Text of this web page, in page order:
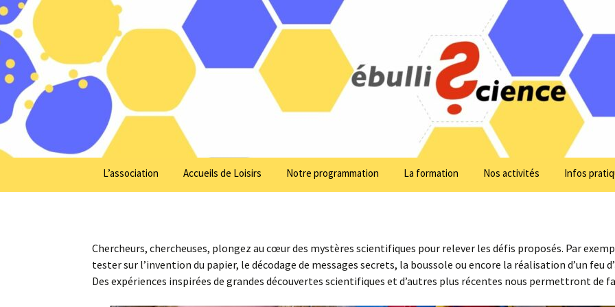
ÉbulliScience
Tous chercheurs, toutes chercheuses !
L’association
Les thématiques
scientifiques
L’équipe Découvrez notre équipe
Accueils de Loisirs
(Lyon 3)
Centre Domenach (Lyon
7)
Inscriptions
Notre programmation La formation
méthodes
Formation «
active et
Inscriptions
Nos activités
scolaire…
Formation adultes
Infos
Chercheurs, chercheuses, plongez au cœur des mystères scientifiques pour relever les défis proposés. Par
tester sur l’invention du papier, le décodage de messages secrets, la boussole ou encore la réalisation d’un feu
Des expériences inspirées de grandes découvertes scientifiques et d’autres plus récentes nous permettront de